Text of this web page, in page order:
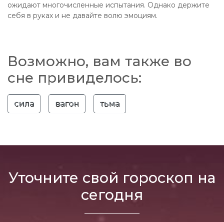
ожидают многочисленные испытания. Однако держите
себя в руках и не давайте волю эмоциям.
Возможно, вам также во
сне привиделось:
сила вагон тьма
Уточните свой гороскоп на
сегодня